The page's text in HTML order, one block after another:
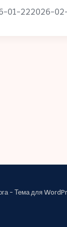
01-222026-
- Тема для